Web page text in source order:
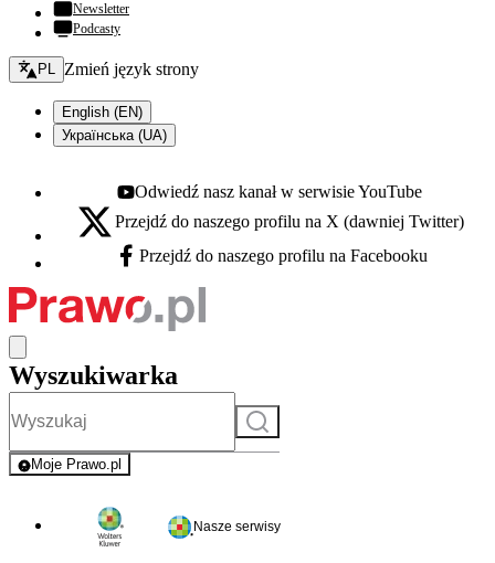
Newsletter
Podcasty
Zmień język - bieżący:
PL Zmień język strony
English (EN)
Українська (UA)
Youtube - otwiera się w nowej karcie
Odwiedź nasz kanał w serwisie YouTube
X - otwiera się w nowej karcie
Przejdź do naszego profilu na X (dawniej Twitter)
Facebook - otwiera się w nowej karcie
Przejdź do naszego profilu na Facebooku
Wyszukiwarka
Szukaj
Moje Prawo.pl
- rejestracja i logowanie do serwisu
Nasze serwisy